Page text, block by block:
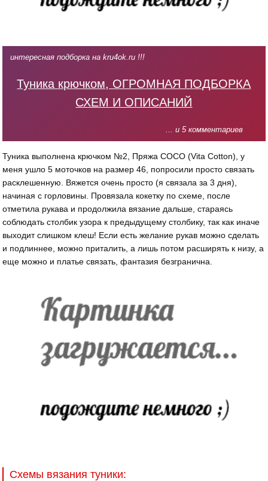
интересная подборка на kru4ok.ru !!!
Туника крючком, ОГРОМНАЯ ПОДБОРКА
СХЕМ И ОПИСАНИЙ
... и 5 комментариев
Туника выполнена крючком №2, Пряжа COCO (Vita Cotton), у
меня ушло 5 моточков на размер 46, попросили просто связать
расклешенную. Вяжется очень просто (я связала за 3 дня),
начиная с горловины. Провязала кокетку по схеме, после
отметила рукава и продолжила вязание дальше, стараясь
соблюдать столбик узора к предыдущему столбику, так как иначе
выходит слишком клеш! Если есть желание рукав можно сделать
и подлиннее, можно приталить, а лишь потом расширять к низу, а
еще можно и платье связать, фантазия безгранична.
Схемы вязания туники: